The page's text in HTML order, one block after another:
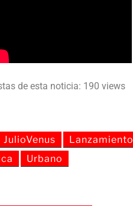
de esta noticia: 190 views
JulioVenus
Lanzamiento
Urbano